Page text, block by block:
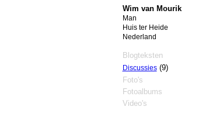
Wim van Mourik
Man
Huis ter Heide
Nederland
Blogteksten
Discussies(9)
Foto's
Fotoalbums
Video's